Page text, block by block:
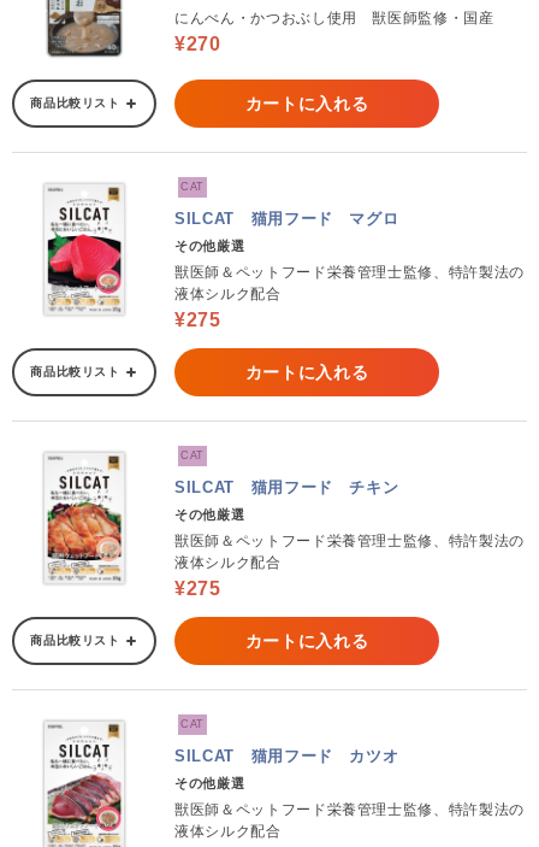
にんべん・かつおぶし使用 獣医師監修・国産
¥270
商品比較リスト カートに入れる
CAT
SILCAT 猫用フード マグロ
その他厳選
獣医師＆ペットフード栄養管理士監修、特許製法の
液体シルク配合
¥275
商品比較リスト カートに入れる
CAT
SILCAT 猫用フード チキン
その他厳選
獣医師＆ペットフード栄養管理士監修、特許製法の
液体シルク配合
¥275
商品比較リスト カートに入れる
CAT
SILCAT 猫用フード カツオ
その他厳選
獣医師＆ペットフード栄養管理士監修、特許製法の
液体シルク配合